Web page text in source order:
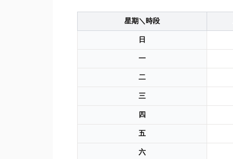
星期＼時段
日
一
二
三
四
五
六